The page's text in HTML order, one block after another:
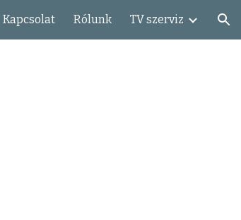
Kapcsolat Rólunk TV szerviz